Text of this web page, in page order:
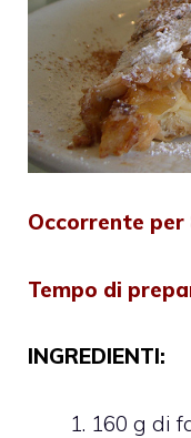
Occorrente per
Tempo di
INGREDIENTI:
160 g di